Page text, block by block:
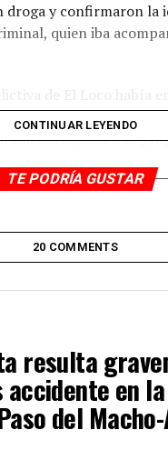
droga y confirmaron la
quien iba
Habitantes
sujetos ligados a su
ciudadana y llevó a
refieren que Felipe
relacionadas con
él como su
de
a disposición de la
donde se
CONTINUAR LEYENDO
TE PODRÍA GUSTAR
20 COMMENTS
resulta
en la
del